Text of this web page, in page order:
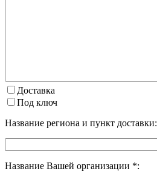
Доставка
Под ключ
Название региона и пункт доставки:
Название Вашей организации *: